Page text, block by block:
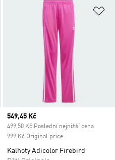
do seznamu přání
Current price
549,45 Kč
499,50 Kč Poslední nejnižší cena
999 Kč Original price
Kalhoty Adicolor Firebird